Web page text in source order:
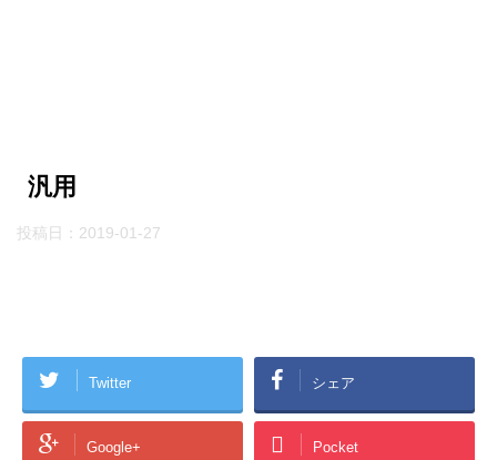
汎用
投稿日： 2019-01-27
Twitter シェア
Google+ Pocket